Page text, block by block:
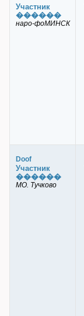
Участник
������
наро-фоМИНСК
Doof
Участник
������
МО. Тучково